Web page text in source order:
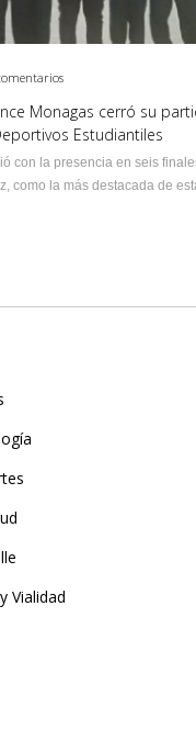
Monagas cerró su
Estudiantiles
con la presencia en seis
como la más destacada de
Vialidad